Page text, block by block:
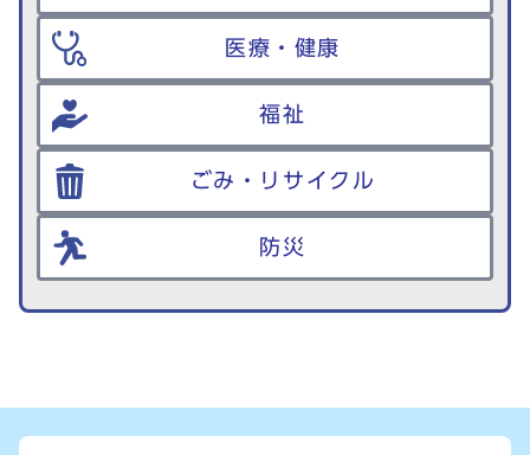
医療・健康
福祉
ごみ・リサイクル
防災